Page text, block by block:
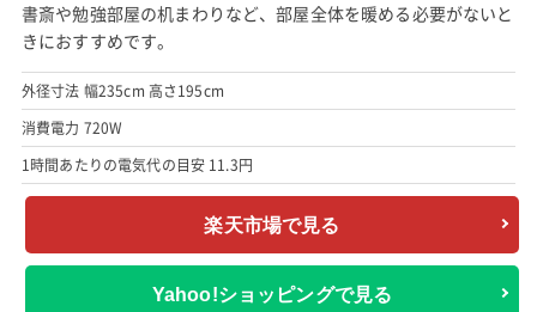
書斎や勉強部屋の机まわりなど、部屋全体を暖める必要がないと
きにおすすめです。
外径寸法 幅235cm 高さ195cm
消費電力 720W
1時間あたりの電気代の目安 11.3円
楽天市場で見る
Yahoo!ショッピングで見る